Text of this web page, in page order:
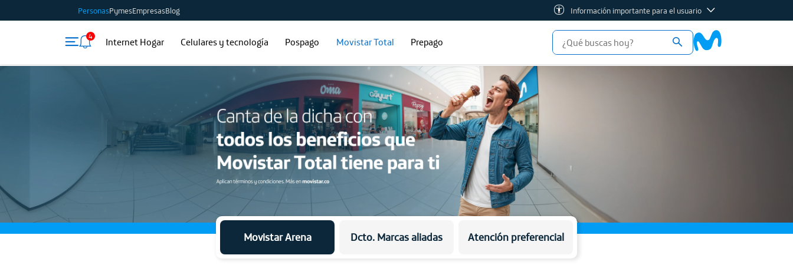
PersonasPymesEmpresasBlog Información importante para el usuario
4 Internet Hogar Celulares y tecnología Pospago Movistar Total Prepago
Movistar Arena Dcto. Marcas aliadas Atención preferencial